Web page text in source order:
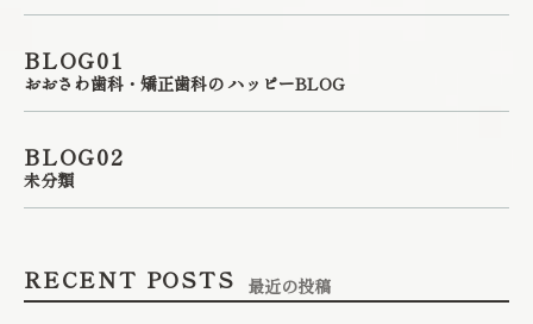
BLOG01
おおさわ歯科・矯正歯科の ハッピーBLOG
BLOG02
未分類
RECENT POSTS 最近の投稿